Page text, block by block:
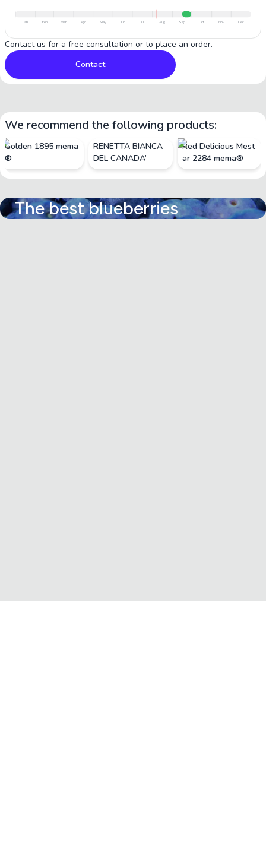
Jan Feb Mar Apr May Jun Jul Aug Sep Oct Nov Dec
Contact us for a free consultation or to place an order.
Contact
We recommend the following products:
Golden 1895 mema
®
RENETTA BIANCA
DEL CANADA’
Red Delicious Mest
ar 2284 mema®
The best blueberries